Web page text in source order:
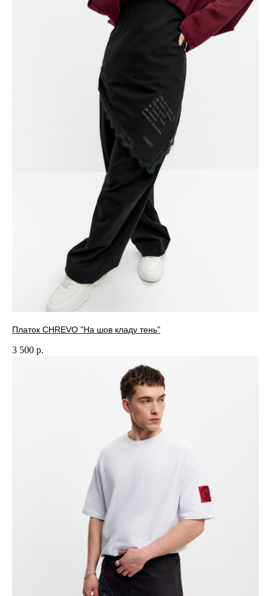
Платок CHREVO "На шов кладу тень"
3 500 р.
ИП Черевата Елена Александровна
ИНН 940400451223
ОГРНИП 324508100115486
Юр. адрес: 141031 Российская Федерация,
Московская область, г.o. Мытищи
Вопросы по заказам
Соц. сети
Instagram*
Tik Tok
Вконтакте
Telegram
Каталог
Женщинам
Мужчинам
Аксессуары
Оферта на оказание услуг
Политика конфиденциальности
Согласие на обработку персональных данных
Согласие на получение рекламной рассылки
2026 © Интернет-магазин CHREVO.ONLINE
CHREVO.ONLINE